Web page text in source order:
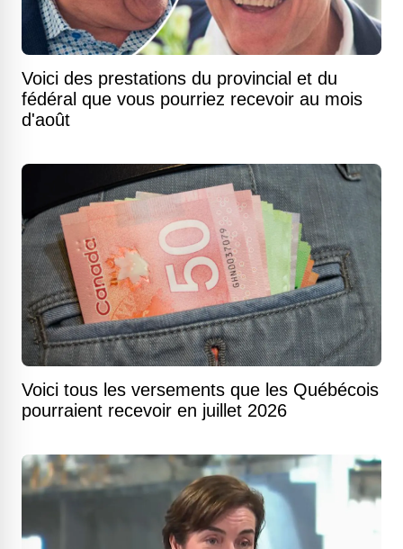
Voici des prestations du provincial et du
fédéral que vous pourriez recevoir au mois
d'août
Voici tous les versements que les Québécois
pourraient recevoir en juillet 2026